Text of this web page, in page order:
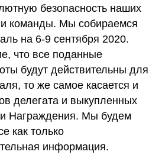
безопасность наших
и команды. Мы собираемся
на 6-9 сентября 2020.
что все поданные
будут действительны для
то же самое касается и
делегата и выкупленных
Награждения. Мы будем
как только
информация.